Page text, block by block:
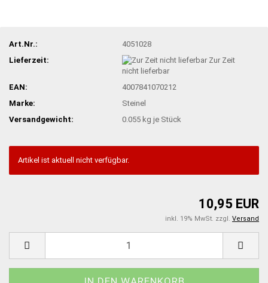
Art.Nr.:
4051028
Lieferzeit:
Zur Zeit
nicht lieferbar
EAN:
4007841070212
Marke:
Steinel
Versandgewicht:
0.055 kg je Stück
Artikel ist aktuell nicht verfügbar.
10,95 EUR
inkl. 19% MwSt. zzgl. Versand